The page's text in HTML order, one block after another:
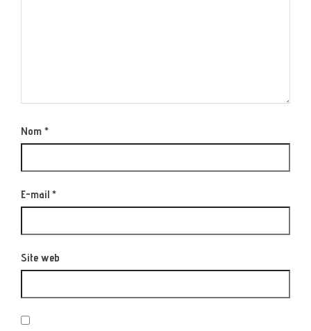
Nom *
E-mail *
Site web